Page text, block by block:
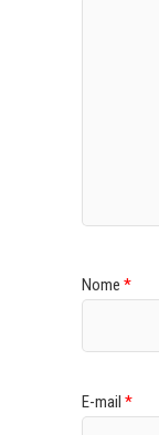
Nome *
E-mail *